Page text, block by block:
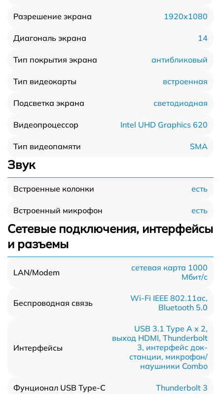
Разрешение экрана 1920x1080
Диагональ экрана 14
Тип покрытия экрана антибликовый
Тип видеокарты встроенная
Подсветка экрана светодиодная
Видеопроцессор Intel UHD Graphics 620
Тип видеопамяти SMA
Звук
Встроенные колонки есть
Встроенный микрофон есть
Сетевые подключения, интерфейсы
и разъемы
LAN/Modem
сетевая карта 1000
Мбит/c
Беспроводная связь
Wi-Fi IEEE 802.11ac,
Bluetooth 5.0
Интерфейсы
USB 3.1 Type A x 2,
выход HDMI, Thunderbolt
3, интерфейс док-
станции, микрофон/
наушники Combo
Фунционал USB Type-C Thunderbolt 3